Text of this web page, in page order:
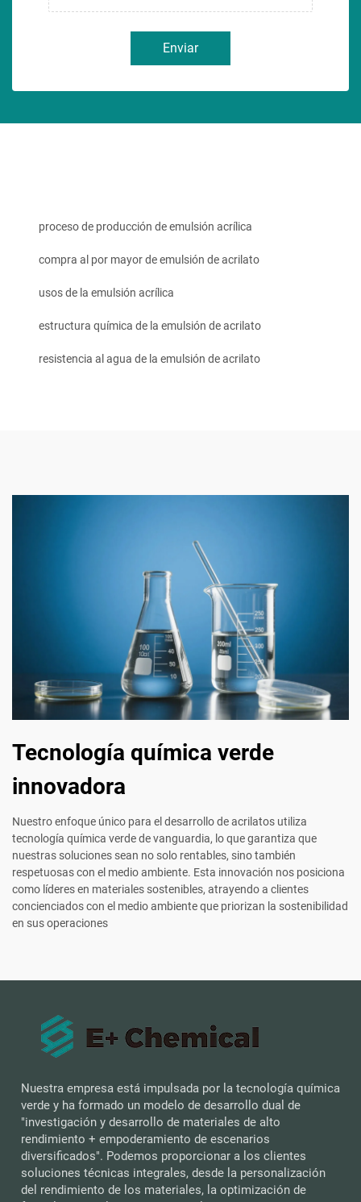
Enviar
proceso de producción de emulsión acrílica
compra al por mayor de emulsión de acrilato
usos de la emulsión acrílica
estructura química de la emulsión de acrilato
resistencia al agua de la emulsión de acrilato
Tecnología química verde
innovadora
Nuestro enfoque único para el desarrollo de acrilatos utiliza
tecnología química verde de vanguardia, lo que garantiza que
nuestras soluciones sean no solo rentables, sino también
respetuosas con el medio ambiente. Esta innovación nos posiciona
como líderes en materiales sostenibles, atrayendo a clientes
concienciados con el medio ambiente que priorizan la sostenibilidad
en sus operaciones
Nuestra empresa está impulsada por la tecnología química
verde y ha formado un modelo de desarrollo dual de
"investigación y desarrollo de materiales de alto
rendimiento + empoderamiento de escenarios
diversificados". Podemos proporcionar a los clientes
soluciones técnicas integrales, desde la personalización
del rendimiento de los materiales, la optimización de